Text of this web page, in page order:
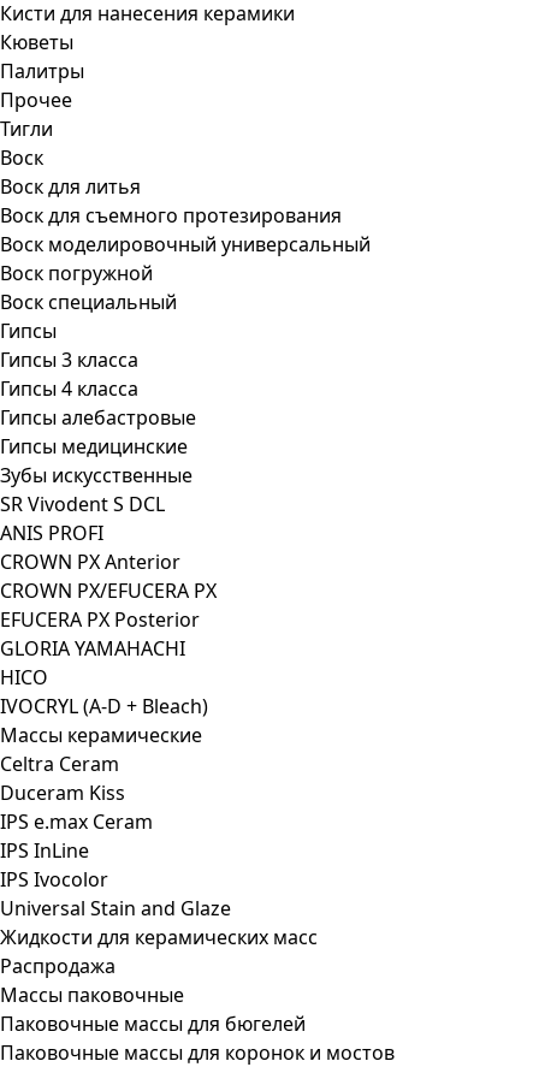
Кисти для нанесения керамики
Кюветы
Палитры
Прочее
Тигли
Воск
Воск для литья
Воск для съемного протезирования
Воск моделировочный универсальный
Воск погружной
Воск специальный
Гипсы
Гипсы 3 класса
Гипсы 4 класса
Гипсы алебастровые
Гипсы медицинские
Зубы искусственные
SR Vivodent S DCL
ANIS PROFI
CROWN PX Anterior
CROWN PX/EFUCERA PX
EFUCERA PX Posterior
GLORIA YAMAHACHI
HICO
IVOCRYL (A-D + Bleach)
Массы керамические
Celtra Ceram
Duceram Kiss
IPS e.max Ceram
IPS InLine
IPS Ivocolor
Universal Stain and Glaze
Жидкости для керамических масс
Распродажа
Массы паковочные
Паковочные массы для бюгелей
Паковочные массы для коронок и мостов